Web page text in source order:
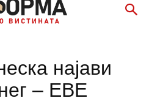
најави
– ЕВЕ